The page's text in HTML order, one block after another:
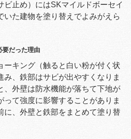
ビ止め）にはSKマイルドボーセイ
いた建物を塗り替えでよみがえら
要だった理由
ーキング（触ると白い粉が付く状
み、鉄部はサビが出やすくなりま
、外壁は防水機能が落ちて下地が
って強度に影響することがありま
に、外壁と鉄部をまとめて塗り替